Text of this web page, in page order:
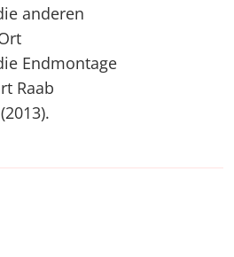
anderen
Endmontage
Raab